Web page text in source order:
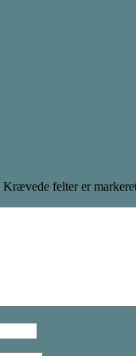
Krævede felter er